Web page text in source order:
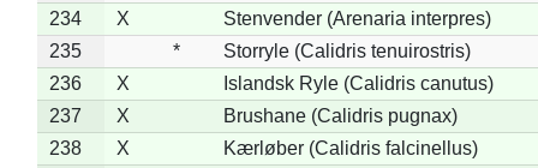
234 X
Stenvender (Arenaria interpres)
235
*
Storryle (Calidris tenuirostris)
236
X
Islandsk Ryle (Calidris canutus)
237
X
Brushane (Calidris pugnax)
238
X
Kærløber (Calidris falcinellus)